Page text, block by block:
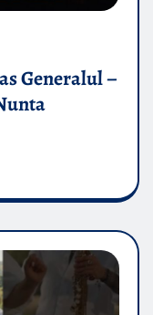
Generalul –